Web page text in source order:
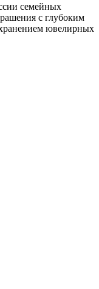
семейных
с глубоким
ювелирных